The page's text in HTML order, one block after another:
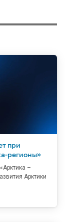
при
регионы»
–
Арктики